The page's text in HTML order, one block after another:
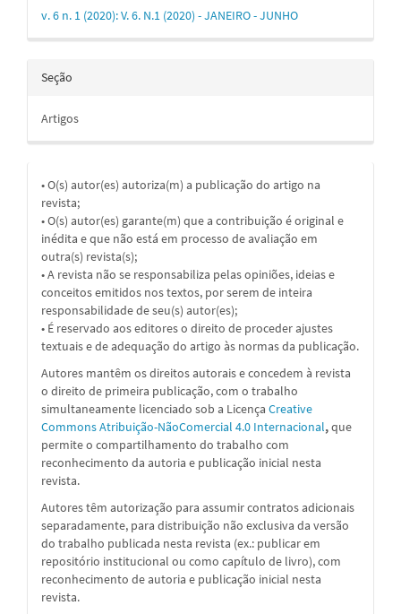
v. 6 n. 1 (2020): V. 6. N.1 (2020) - JANEIRO - JUNHO
Seção
Artigos
• O(s) autor(es) autoriza(m) a publicação do artigo na
revista;
• O(s) autor(es) garante(m) que a contribuição é original e
inédita e que não está em processo de avaliação em
outra(s) revista(s);
• A revista não se responsabiliza pelas opiniões, ideias e
conceitos emitidos nos textos, por serem de inteira
responsabilidade de seu(s) autor(es);
• É reservado aos editores o direito de proceder ajustes
textuais e de adequação do artigo às normas da publicação.
Autores mantêm os direitos autorais e concedem à revista
o direito de primeira publicação, com o trabalho
simultaneamente licenciado sob a Licença Creative
Commons Atribuição-NãoComercial 4.0 Internacional,que
permite o compartilhamento do trabalho com
reconhecimento da autoria e publicação inicial nesta
revista.
Autores têm autorização para assumir contratos adicionais
separadamente, para distribuição não exclusiva da versão
do trabalho publicada nesta revista (ex.: publicar em
repositório institucional ou como capítulo de livro), com
reconhecimento de autoria e publicação inicial nesta
revista.